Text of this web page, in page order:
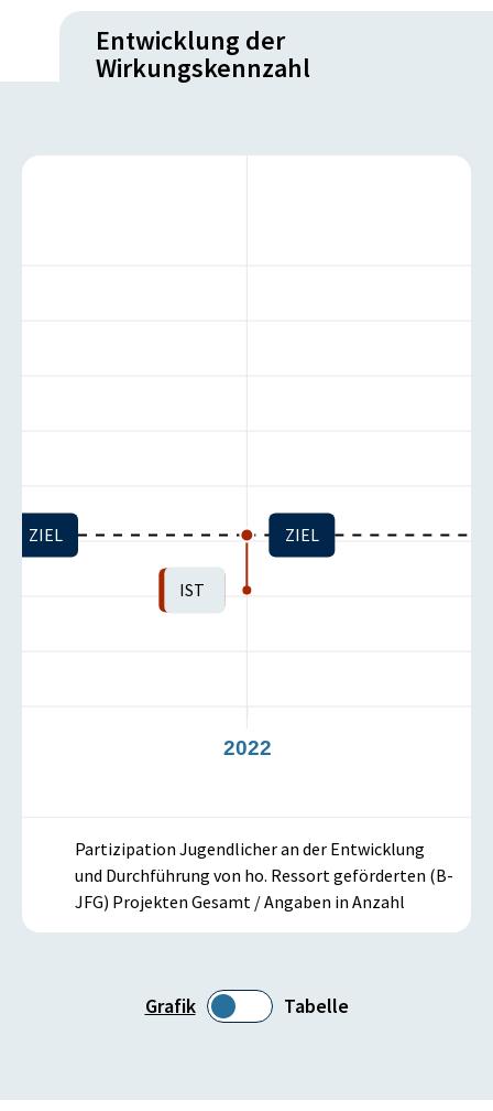
Entwicklung der
Wirkungskennzahl
Grafik Tabelle
2022
ZIEL
IST
ZIEL
Partizipation Jugendlicher an der Entwicklung
und Durchführung von ho. Ressort geförderten (B-
JFG) Projekten Gesamt / Angaben in Anzahl